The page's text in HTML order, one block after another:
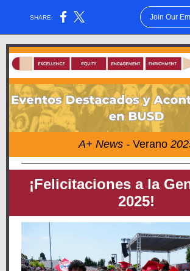
SHARE: Join Our
A+ News- Verano
¡Felicitaciones a la
2025!